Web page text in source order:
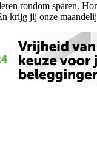
rondom sparen.
krijg jij onze